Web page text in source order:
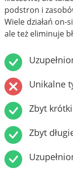
podstron i
Wiele działań
ale też eliminuje
Unikalne
Zbyt
Zbyt